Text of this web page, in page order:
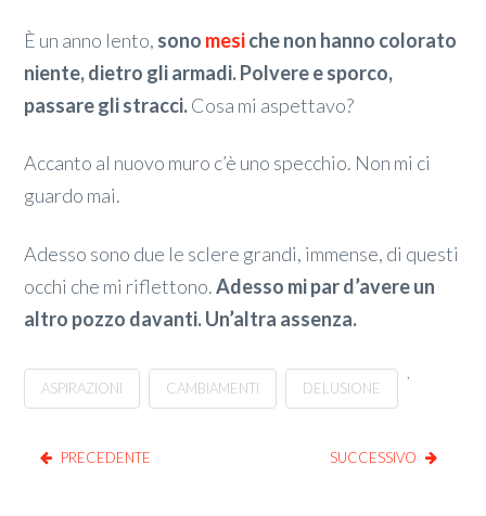
È un anno lento, sono mesiche non hanno colorato
niente, dietro gli armadi. Polvere e sporco,
passare gli stracci.Cosa mi aspettavo?
Accanto al nuovo muro c’è uno specchio. Non mi ci
guardo mai.
Adesso sono due le sclere grandi, immense, di questi
occhi che mi riflettono.Adesso mi par d’avere un
altro pozzo davanti. Un’altra assenza.
,
ASPIRAZIONI CAMBIAMENTI DELUSIONE
PRECEDENTE SUCCESSIVO